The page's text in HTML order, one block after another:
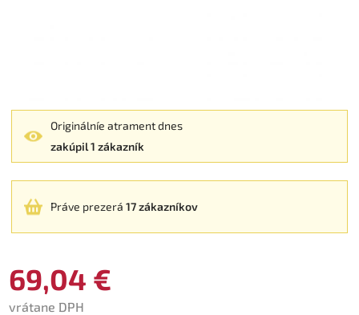
Originálníe atrament dnes
zakúpil 1 zákazník
Práve prezerá 17 zákazníkov
69,04 €
vrátane DPH